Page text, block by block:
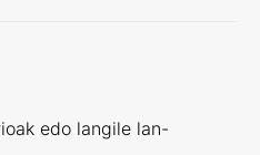
edo langile lan-